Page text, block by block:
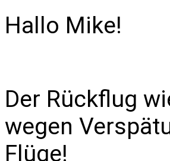
Hallo Mike!
Der Rückflug
wegen
Flüge!